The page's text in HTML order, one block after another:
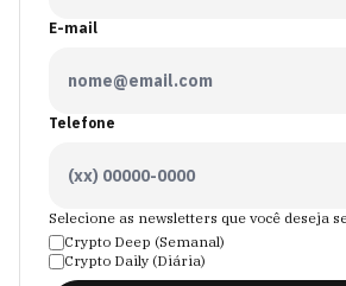
E-mail
Telefone
Selecione as newsletters que você deseja
Crypto Deep (Semanal)
Crypto Daily (Diária)